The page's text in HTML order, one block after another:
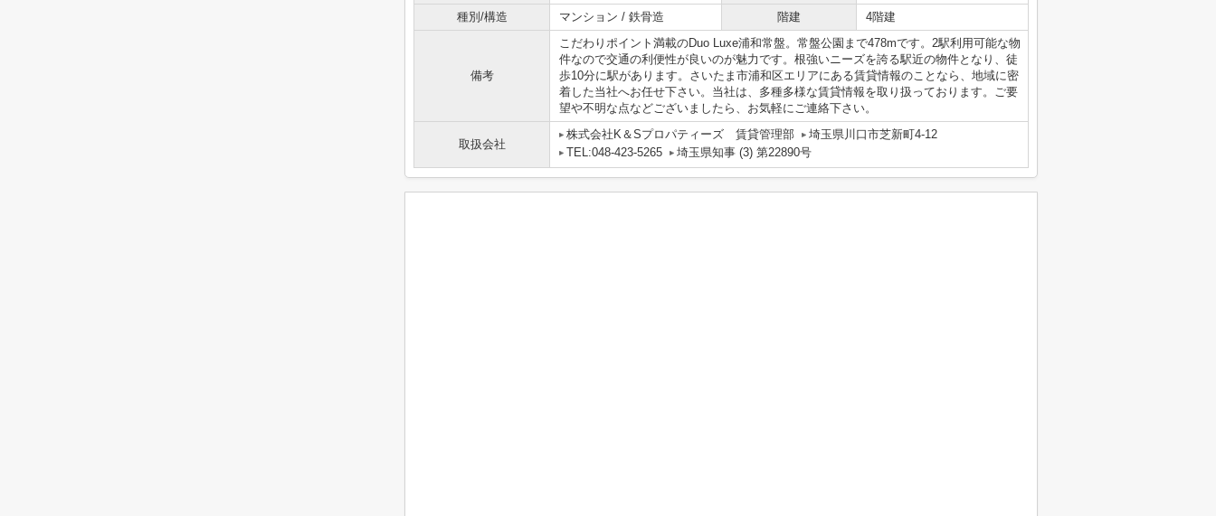
種別/構造
マンション / 鉄骨造 階建 4階建
備考
こだわりポイント満載のDuo Luxe浦和常盤。常盤公園まで478mです。2駅利用可能な物
件なので交通の利便性が良いのが魅力です。根強いニーズを誇る駅近の物件となり、徒
歩10分に駅があります。さいたま市浦和区エリアにある賃貸情報のことなら、地域に密
着した当社へお任せ下さい。当社は、多種多様な賃貸情報を取り扱っております。ご要
望や不明な点などございましたら、お気軽にご連絡下さい。
取扱会社
株式会社K＆Sプロパティーズ 賃貸管理部
埼玉県川口市芝新町4-12
TEL:048-423-5265
埼玉県知事 (3) 第22890号